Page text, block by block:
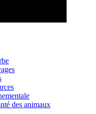
des animaux